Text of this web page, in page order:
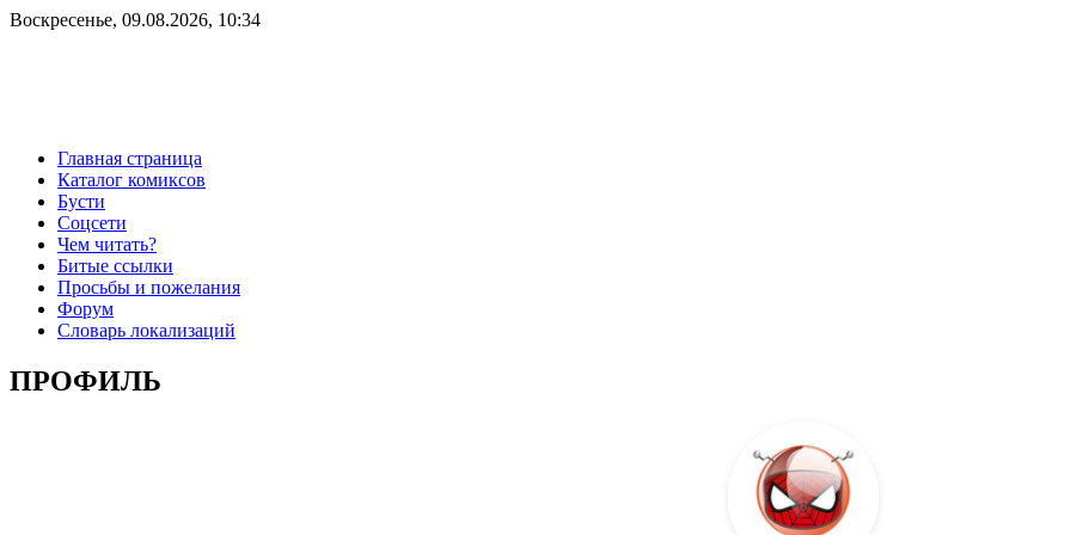
Воскресенье, 09.08.2026, 10:34
Главная страница
Каталог комиксов
Бусти
Соцсети
Чем читать?
Битые ссылки
Просьбы и пожелания
Форум
Словарь локализаций
ПРОФИЛЬ